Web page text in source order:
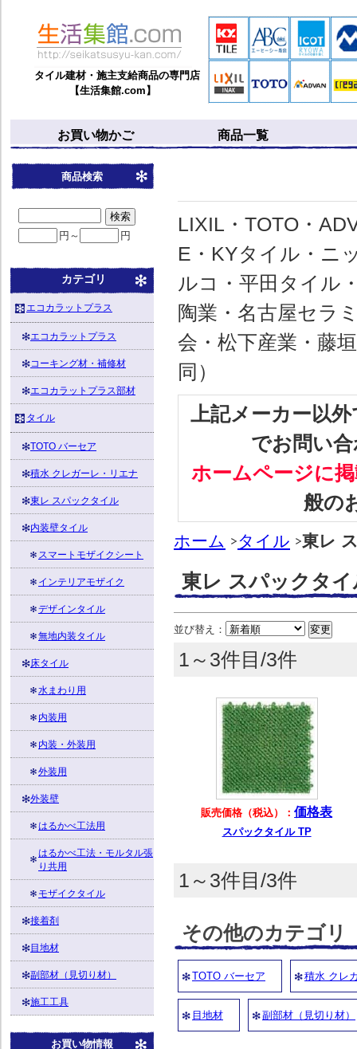
タイル建材・施主支給商品の専門店
【生活集館.com】
お買い物かご 商品一覧
LIXIL・TOTO・
E・KYタイル・ニ
ルコ・平田タイル
陶業・名古屋セラ
会・松下産業・藤
同）
上記メーカー以
でお問い
ホームページに
般の
ホーム タイル 東レ
東レ スパックタイ
並び替え：
1～3件目/3件
販売価格（税込）：価格表
スパックタイル TP
1～3件目/3件
その他のカテゴリ
TOTO バーセア 積水 クレ
目地材 副部材（見切り材）
商品検索
円～ 円
カテゴリ
エコカラットプラス
エコカラットプラス
コーキング材・補修材
エコカラットプラス部材
タイル
TOTO バーセア
積水 クレガーレ・リエナ
東レ スパックタイル
内装壁タイル
スマートモザイクシート
インテリアモザイク
デザインタイル
無地内装タイル
床タイル
水まわり用
内装用
内装・外装用
外装用
外装壁
はるかべ工法用
はるかべ工法・モルタル張
り共用
モザイクタイル
接着剤
目地材
副部材（見切り材）
施工工具
お買い物情報